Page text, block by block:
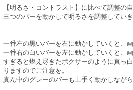
【明るさ・コントラスト】に比べて調整の
三つのバーを動かして明るさを調整していき
一番左の黒いバーを右に動かしていくと、
一番右の白いバーを左に動かしていくと、
すぎると燃え尽きたボクサーのように真っ
りますのでご注意を。
真ん中のグレーのバーも上手く動かしなが